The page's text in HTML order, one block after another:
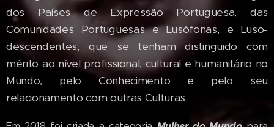
dos Países de Expressão Portuguesa, das
Comunidades Portuguesas e Lusófonas, e Luso-
descendentes, que se tenham distinguido com
mérito ao nível profissional, cultural e humanitário no
Mundo, pelo Conhecimento e pelo seu
relacionamento com outras Culturas.